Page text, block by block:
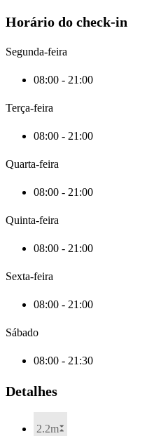
Horário do check-in
Segunda-feira
08:00 - 21:00
Terça-feira
08:00 - 21:00
Quarta-feira
08:00 - 21:00
Quinta-feira
08:00 - 21:00
Sexta-feira
08:00 - 21:00
Sábado
08:00 - 21:30
Detalhes
2.2m